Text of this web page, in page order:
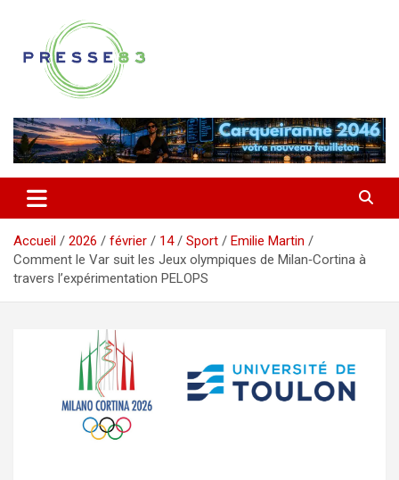
contenu
Presse 83
Accueil 2026 février 14 Sport
Emilie Martin
Comment le Var suit les Jeux olympiques de Milan‑Cortina à
travers l’expérimentation PELOPS